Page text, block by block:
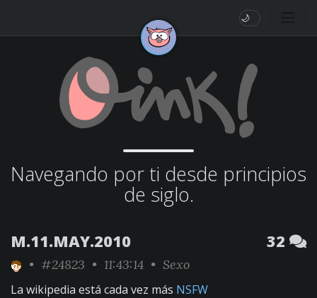
🌙
Navegando por ti desde principios
de siglo.
M.11.MAY.2010 32
• #24823 • 11:43:14 • Sexo
La wikipedia está cada vez más NSFW